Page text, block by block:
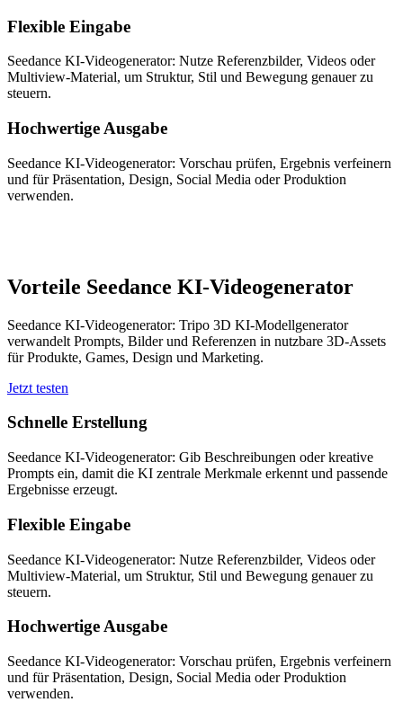
Flexible Eingabe
Seedance KI-Videogenerator: Nutze Referenzbilder, Videos oder
Multiview-Material, um Struktur, Stil und Bewegung genauer zu
steuern.
Hochwertige Ausgabe
Seedance KI-Videogenerator: Vorschau prüfen, Ergebnis verfeinern
und für Präsentation, Design, Social Media oder Produktion
verwenden.
Vorteile Seedance KI-Videogenerator
Seedance KI-Videogenerator: Tripo 3D KI-Modellgenerator
verwandelt Prompts, Bilder und Referenzen in nutzbare 3D-Assets
für Produkte, Games, Design und Marketing.
Jetzt testen
Schnelle Erstellung
Seedance KI-Videogenerator: Gib Beschreibungen oder kreative
Prompts ein, damit die KI zentrale Merkmale erkennt und passende
Ergebnisse erzeugt.
Flexible Eingabe
Seedance KI-Videogenerator: Nutze Referenzbilder, Videos oder
Multiview-Material, um Struktur, Stil und Bewegung genauer zu
steuern.
Hochwertige Ausgabe
Seedance KI-Videogenerator: Vorschau prüfen, Ergebnis verfeinern
und für Präsentation, Design, Social Media oder Produktion
verwenden.